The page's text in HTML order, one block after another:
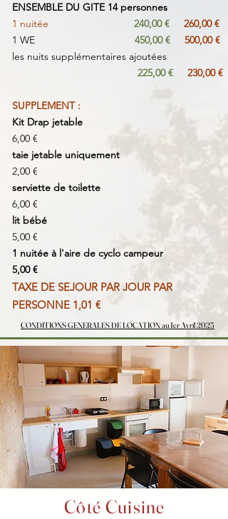
ENSEMBLE DU GITE 14 personnes
1 nuitée 240,00 €
260,00 €
1 WE
450,00 €
500,00 €
les nuits supplémentaires ajoutées
225,00 €
230,00 €
SUPPLEMENT :
Kit Drap jetable
6,00 €
taie jetable uniquement
2,00 €
serviette de toilette
6,00 €
lit bébé
5,00 €
1 nuitée à l'aire de cyclo campeur
5,00 €
TAXE DE SEJOUR PAR JOUR PAR
PERSONNE 1,01 €
CONDITIONS GENERALES DE LOCATION au 1er Avril 2025
Côté Cuisine